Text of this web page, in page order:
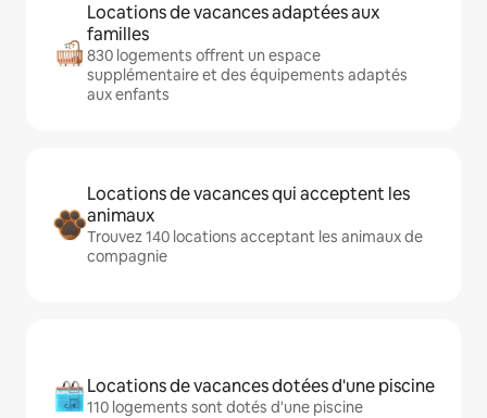
Locations de vacances adaptées aux
familles
830 logements offrent un espace
supplémentaire et des équipements adaptés
aux enfants
Locations de vacances qui acceptent les
animaux
Trouvez 140 locations acceptant les animaux de
compagnie
Locations de vacances dotées d'une piscine
110 logements sont dotés d'une piscine